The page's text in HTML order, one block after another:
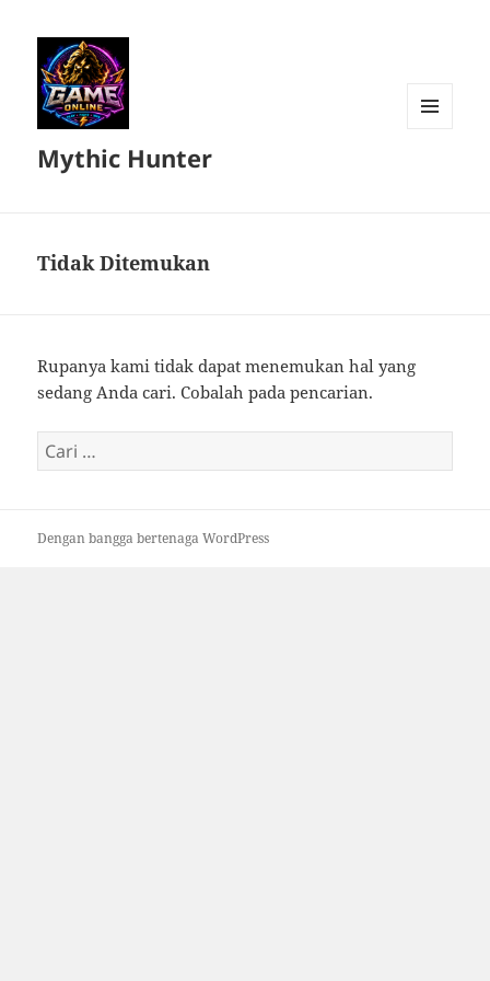
Mythic Hunter
Tidak Ditemukan
Rupanya kami tidak dapat menemukan hal yang
sedang Anda cari. Cobalah pada pencarian.
Cari
untuk:
Dengan bangga bertenaga WordPress